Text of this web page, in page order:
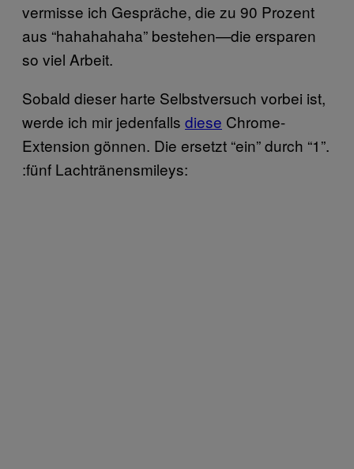
vermisse ich Gespräche, die zu 90 Prozent
aus “hahahahaha” bestehen—die ersparen
so viel Arbeit.
Sobald dieser harte Selbstversuch vorbei ist,
werde ich mir jedenfalls diese Chrome-
Extension gönnen. Die ersetzt “ein” durch “1”.
:fünf Lachtränensmileys: